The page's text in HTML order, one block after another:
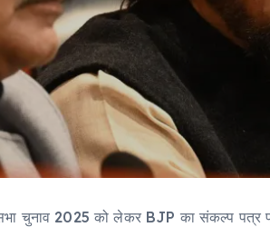
चुनाव 2025 को लेकर BJP का संकल्प पत्र